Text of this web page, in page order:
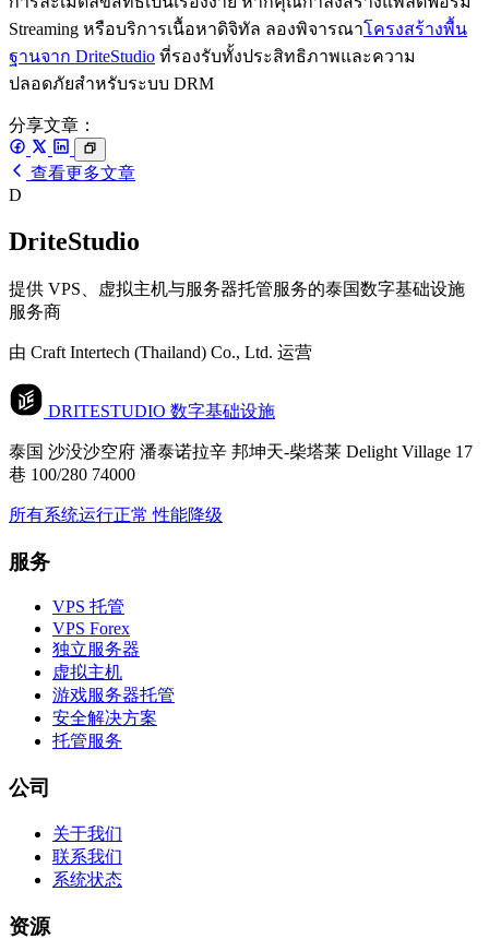
Streaming หรือบริการเนื้อหาดิจิทัล ลองพิจารณาโครงสร้างพื้น
ฐานจาก DriteStudio ที่รองรับทั้งประสิทธิภาพและความ
ปลอดภัยสำหรับระบบ DRM
分享文章：
查看更多文章
D
DriteStudio
提供 VPS、虚拟主机与服务器托管服务的泰国数字基础设施
服务商
由 Craft Intertech (Thailand) Co., Ltd. 运营
DRITESTUDIO 数字基础设施
泰国 沙没沙空府 潘泰诺拉辛 邦坤天-柴塔莱 Delight Village 17
巷 100/280 74000
所有系统运行正常 性能降级
服务
VPS 托管
VPS Forex
独立服务器
虚拟主机
游戏服务器托管
安全解决方案
托管服务
公司
关于我们
联系我们
系统状态
资源